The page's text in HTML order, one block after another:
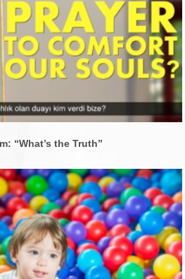
“What’s the Truth”